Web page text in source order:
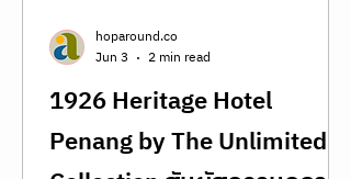
เปิดตัวแพ็คเกจห้องพัก “Hide and
Seek” สุดเอ็กซ์คลูซีฟที่คนรักงานดีไซน์
hoparound.co
Jun 3
2 min read